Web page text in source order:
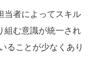
当者によってスキル
組む意識が統一され
ることが少なくあり